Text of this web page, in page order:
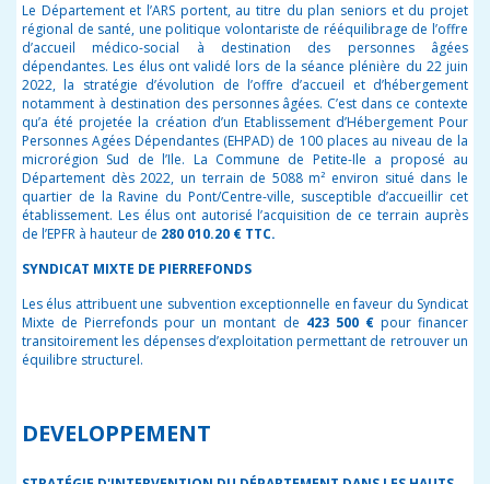
Le Département et l’ARS portent, au titre du plan seniors et du projet
régional de santé, une politique volontariste de rééquilibrage de l’offre
d’accueil médico-social à destination des personnes âgées
dépendantes. Les élus ont validé lors de la séance plénière du 22 juin
2022, la stratégie d’évolution de l’offre d’accueil et d’hébergement
notamment à destination des personnes âgées. C’est dans ce contexte
qu’a été projetée la création d’un Etablissement d’Hébergement Pour
Personnes Agées Dépendantes (EHPAD) de 100 places au niveau de la
microrégion Sud de l’Ile. La Commune de Petite-Ile a proposé au
Département dès 2022, un terrain de 5088 m² environ situé dans le
quartier de la Ravine du Pont/Centre-ville, susceptible d’accueillir cet
établissement. Les élus ont autorisé l’acquisition de ce terrain auprès
de l’EPFR à hauteur de 280 010.20 € TTC.
SYNDICAT MIXTE DE PIERREFONDS
Les élus attribuent une subvention exceptionnelle en faveur du Syndicat
Mixte de Pierrefonds pour un montant de 423 500 €pour financer
transitoirement les dépenses d’exploitation permettant de retrouver un
équilibre structurel.
DEVELOPPEMENT